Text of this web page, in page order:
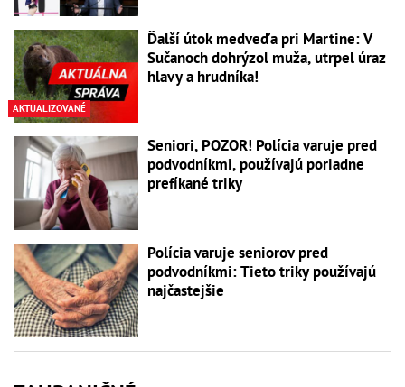
AKTUALIZOVANÉ
Ďalší útok medveďa pri Martine: V
Sučanoch dohrýzol muža, utrpel úraz
hlavy a hrudníka!
Seniori, POZOR! Polícia varuje pred
podvodníkmi, používajú poriadne
prefíkané triky
Polícia varuje seniorov pred
podvodníkmi: Tieto triky používajú
najčastejšie